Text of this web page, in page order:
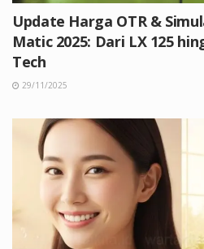
Update Harga OTR &
Matic 2025: Dari LX 125
Tech
29/11/2025